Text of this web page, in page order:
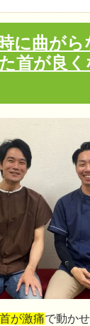
に曲がら
首が良く
が激痛で動か